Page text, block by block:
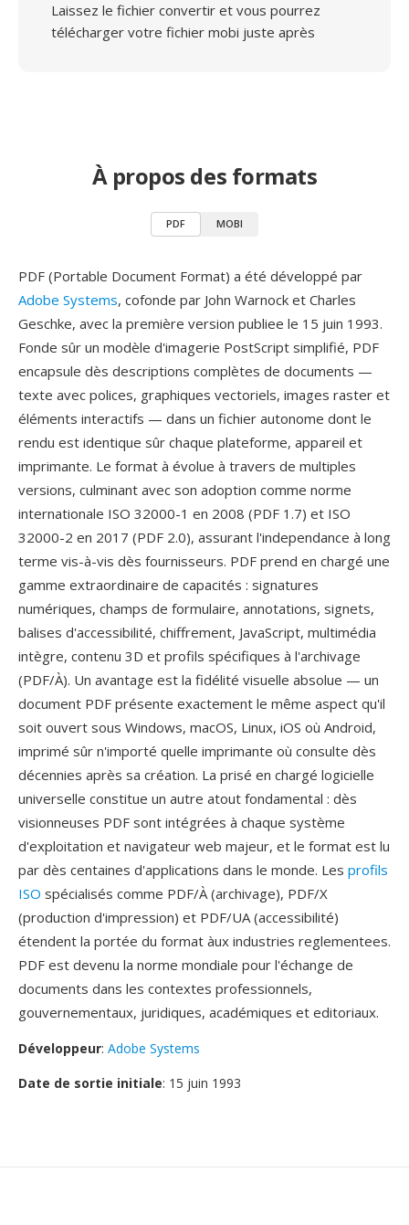
Laissez le fichier convertir et vous pourrez
télécharger votre fichier mobi juste après
À propos des formats
PDF MOBI
PDF (Portable Document Format) a été développé par
Adobe Systems, cofonde par John Warnock et Charles
Geschke, avec la première version publiee le 15 juin 1993.
Fonde sûr un modèle d'imagerie PostScript simplifié, PDF
encapsule dès descriptions complètes de documents —
texte avec polices, graphiques vectoriels, images raster et
éléments interactifs — dans un fichier autonome dont le
rendu est identique sûr chaque plateforme, appareil et
imprimante. Le format à évolue à travers de multiples
versions, culminant avec son adoption comme norme
internationale ISO 32000-1 en 2008 (PDF 1.7) et ISO
32000-2 en 2017 (PDF 2.0), assurant l'independance à long
terme vis-à-vis dès fournisseurs. PDF prend en chargé une
gamme extraordinaire de capacités : signatures
numériques, champs de formulaire, annotations, signets,
balises d'accessibilité, chiffrement, JavaScript, multimédia
intègre, contenu 3D et profils spécifiques à l'archivage
(PDF/À). Un avantage est la fidélité visuelle absolue — un
document PDF présente exactement le même aspect qu'il
soit ouvert sous Windows, macOS, Linux, iOS où Android,
imprimé sûr n'importé quelle imprimante où consulte dès
décennies après sa création. La prisé en chargé logicielle
universelle constitue un autre atout fondamental : dès
visionneuses PDF sont intégrées à chaque système
d'exploitation et navigateur web majeur, et le format est lu
par dès centaines d'applications dans le monde. Les profils
ISO spécialisés comme PDF/À (archivage), PDF/X
(production d'impression) et PDF/UA (accessibilité)
étendent la portée du format àux industries reglementees.
PDF est devenu la norme mondiale pour l'échange de
documents dans les contextes professionnels,
gouvernementaux, juridiques, académiques et editoriaux.
Développeur: Adobe Systems
Date de sortie initiale: 15 juin 1993